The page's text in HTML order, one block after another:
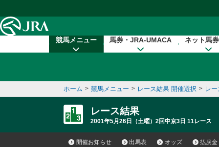
競馬メニュー 馬券・JRA-UMACA ネット馬
ホーム > 競馬メニュー > レース結果 開催選択 > レ
レース結果
2001年5月26日（土曜）2回中京3日 11レース
開催お知らせ 出馬表 オッズ 払戻金